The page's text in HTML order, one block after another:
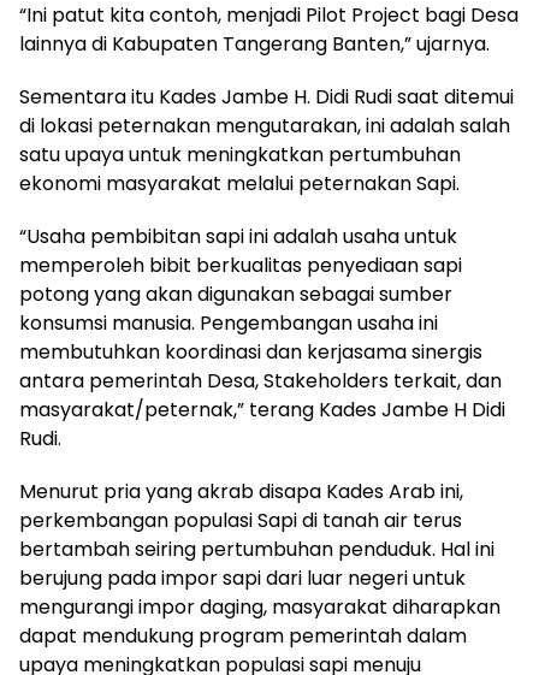
“Ini patut kita contoh, menjadi Pilot Project bagi Desa
lainnya di Kabupaten Tangerang Banten,” ujarnya.
Sementara itu Kades Jambe H. Didi Rudi saat ditemui
di lokasi peternakan mengutarakan, ini adalah salah
satu upaya untuk meningkatkan pertumbuhan
ekonomi masyarakat melalui peternakan Sapi.
“Usaha pembibitan sapi ini adalah usaha untuk
memperoleh bibit berkualitas penyediaan sapi
potong yang akan digunakan sebagai sumber
konsumsi manusia. Pengembangan usaha ini
membutuhkan koordinasi dan kerjasama sinergis
antara pemerintah Desa, Stakeholders terkait, dan
masyarakat/peternak,” terang Kades Jambe H Didi
Rudi.
Menurut pria yang akrab disapa Kades Arab ini,
perkembangan populasi Sapi di tanah air terus
bertambah seiring pertumbuhan penduduk. Hal ini
berujung pada impor sapi dari luar negeri untuk
mengurangi impor daging, masyarakat diharapkan
dapat mendukung program pemerintah dalam
upaya meningkatkan populasi sapi menuju